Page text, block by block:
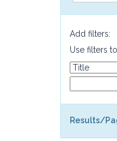
Add filters:
Use filters
Results/